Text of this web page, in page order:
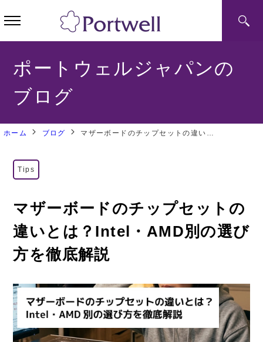
ポートウェルジャパンの
ブログ
ホーム ブログ マザーボードのチップセットの違いとは？Intel・AMD別の選び方を徹底解説
Tips
マザーボードのチップセットの
違いとは？Intel・AMD別の選び
方を徹底解説